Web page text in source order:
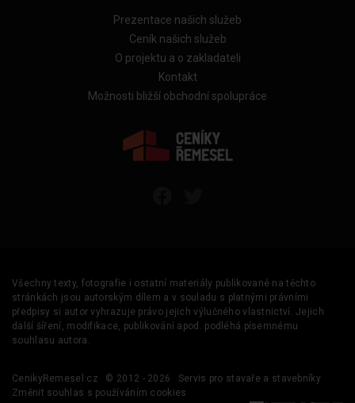
Prezentace našich služeb
Ceník našich služeb
O projektu a o zakladateli
Kontakt
Možnosti bližší obchodní spolupráce
Všechny texty, fotografie i ostatní materiály publikované na těchto
stránkách jsou autorským dílem a v souladu s platnými právními
předpisy si autor vyhrazuje právo jejich výlučného vlastnictví. Jejich
další šíření, modifikace, publikování apod. podléhá písemnému
souhlasu autora.
CenikyRemesel.cz © 2012 - 2026
Servis pro stavaře a stavebníky
Změnit souhlas s používáním cookies